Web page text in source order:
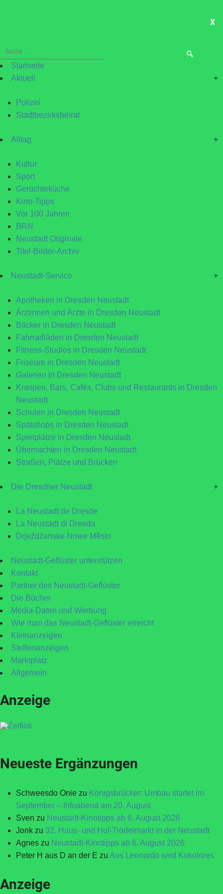
X
Suche
nach:Startseite
Aktuell
+
Polizei
Stadtbezirksbeirat
Alltag +
Kultur
Sport
Gerüchteküche
Kino-Tipps
Vor 100 Jahren
BRN
Neustadt Originale
Titel-Bilder-Archiv
Neustadt-Service +
Apotheken in Dresden Neustadt
Ärztinnen und Ärzte in Dresden Neustadt
Bäcker in Dresden Neustadt
Fahrradläden in Dresden Neustadt
Fitness-Studios in Dresden Neustadt
Friseure in Dresden Neustadt
Galerien in Dresden Neustadt
Kneipen, Bars, Cafés, Clubs und Restaurants in Dresden
Neustadt
Schulen in Dresden Neustadt
Spätshops in Dresden Neustadt
Spielplätze in Dresden Neustadt
Übernachten in Dresden Neustadt
Straßen, Plätze und Brücken
Die Dresdner Neustadt +
La Neustadt de Dresde
La Neustadt di Dresda
Drježdźanske Nowe Město
Neustadt-Geflüster unterstützen
Kontakt
Partner des Neustadt-Geflüster
Die Bücher
Media-Daten und Werbung
Wie man das Neustadt-Geflüster erreicht
Kleinanzeigen
Stellenanzeigen
Marktplatz
Allgemein
Anzeige
Neueste Ergänzungen
Schweesdo Onie zu Königsbrücker: Umbau startet im
September – Infoabend am 20. August
Sven zu Neustadt-Kinotipps ab 6. August 2026
Jonk zu 32. Haus- und Hof-Trödelmarkt in der Neustadt
Agnes zu Neustadt-Kinotipps ab 6. August 2026
Peter H aus D an der E zu Aus Leonardo wird Kokolores
Anzeige